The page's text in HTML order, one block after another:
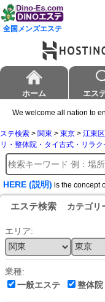
全国メンズエステ
ホーム エス
We welcome all nation to
ステ検索 > 関東 > 東京 > 江東区
リ・整体院・タイ古式・リラ
HERE (説明) is the concept
エステ検索 カテゴリ
エリア:
業種:
一般エステ
整体院